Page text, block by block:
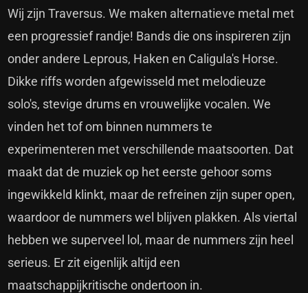
Wij zijn Traversus. We maken alternatieve metal met
een progressief randje! Bands die ons inspireren zijn
onder andere Leprous, Haken en Caligula's Horse.
Dikke riffs worden afgewisseld met melodieuze
solo's, stevige drums en vrouwelijke vocalen. We
vinden het tof om binnen nummers te
experimenteren met verschillende maatsoorten. Dat
maakt dat de muziek op het eerste gehoor soms
ingewikkeld klinkt, maar de refreinen zijn super open,
waardoor de nummers wel blijven plakken. Als viertal
hebben we superveel lol, maar de nummers zijn heel
serieus. Er zit eigenlijk altijd een
maatschappijkritische ondertoon in.